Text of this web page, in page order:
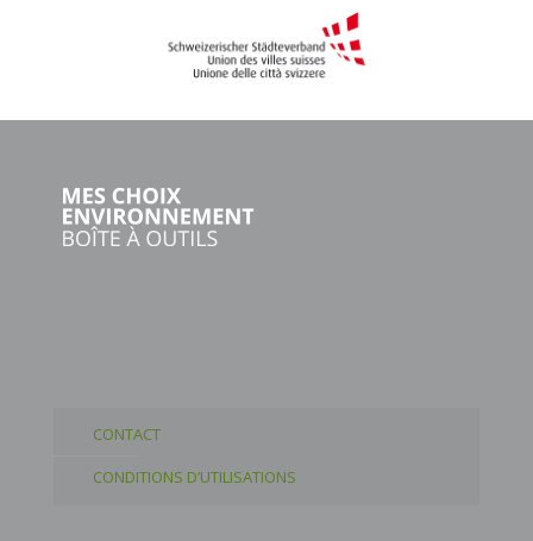
CONTACT
CONDITIONS D’UTILISATIONS